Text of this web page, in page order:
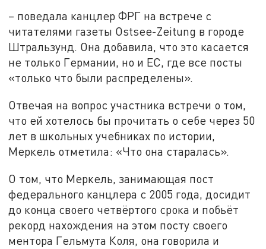
– поведала канцлер ФРГ на встрече с
читателями газеты Ostsee-Zeitung в городе
Штральзунд. Она добавила, что это касается
не только Германии, но и ЕС, где все посты
«только что были распределены».
Отвечая на вопрос участника встречи о том,
что ей хотелось бы прочитать о себе через 50
лет в школьных учебниках по истории,
Меркель отметила: «Что она старалась».
О том, что Меркель, занимающая пост
федерального канцлера с 2005 года, досидит
до конца своего четвёртого срока и побьёт
рекорд нахождения на этом посту своего
ментора Гельмута Коля, она говорила и